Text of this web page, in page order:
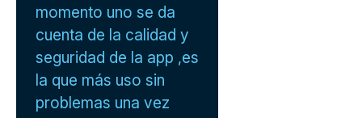
momento uno se da
cuenta de la calidad y
seguridad de la app ,es
la que más uso sin
problemas una vez